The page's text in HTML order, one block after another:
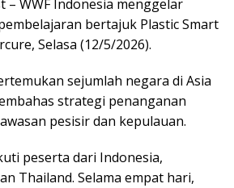
– WWF Indonesia menggelar
bertajuk Plastic Smart
Selasa (12/5/2026).
sejumlah negara di Asia
strategi penanganan
pesisir dan kepulauan.
peserta dari Indonesia,
Thailand. Selama empat hari,